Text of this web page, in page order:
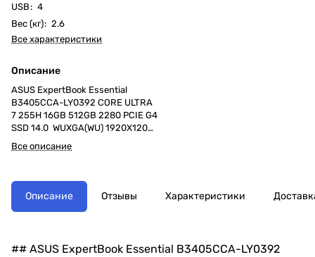
USB: 4
Вес (кг): 2.6
Все характеристики
Описание
ASUS ExpertBook Essential
B3405CCA-LY0392 CORE ULTRA
7 255H 16GB 512GB 2280 PCIE G4
SSD 14.0 WUXGA(WU) 1920X1200
16:10 300nits Anti-Glare
NTSC:45% Wide View Intel®
Все описание
Описание Отзывы Характеристики
## ASUS ExpertBook Essential B3405CCA-LY0392